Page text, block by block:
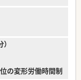
の変形労働時間制